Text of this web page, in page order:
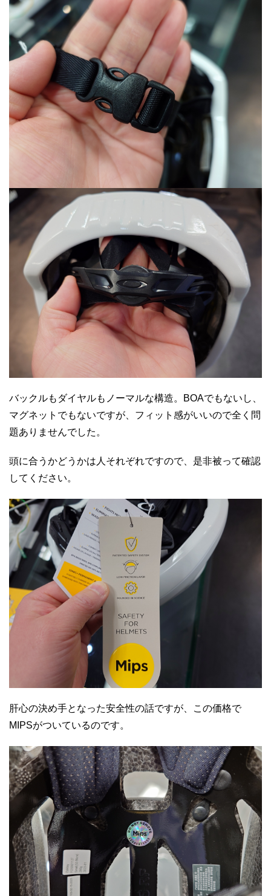
バックルもダイヤルもノーマルな構造。BOAでもないし、
マグネットでもないですが、フィット感がいいので全く問
題ありませんでした。
頭に合うかどうかは人それぞれですので、是非被って確認
してください。
肝心の決め手となった安全性の話ですが、この価格で
MIPSがついているのです。